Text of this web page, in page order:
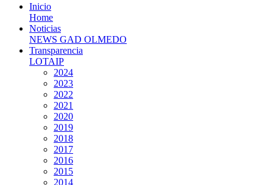
Inicio
Home
Noticias
NEWS GAD OLMEDO
Transparencia
LOTAIP
2024
2023
2022
2021
2020
2019
2018
2017
2016
2015
2014